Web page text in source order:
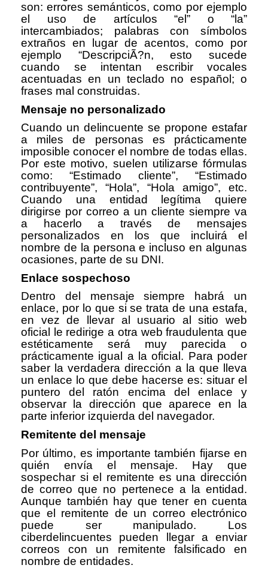
son: errores semánticos, como por ejemplo
el uso de artículos “el” o “la”
intercambiados; palabras con símbolos
extraños en lugar de acentos, como por
ejemplo “DescripciÃ?n, esto sucede
cuando se intentan escribir vocales
acentuadas en un teclado no español; o
frases mal construidas.
Mensaje no personalizado
Cuando un delincuente se propone estafar
a miles de personas es prácticamente
imposible conocer el nombre de todas ellas.
Por este motivo, suelen utilizarse fórmulas
como: “Estimado cliente”, “Estimado
contribuyente”, “Hola”, “Hola amigo”, etc.
Cuando una entidad legítima quiere
dirigirse por correo a un cliente siempre va
a hacerlo a través de mensajes
personalizados en los que incluirá el
nombre de la persona e incluso en algunas
ocasiones, parte de su DNI.
Enlace sospechoso
Dentro del mensaje siempre habrá un
enlace, por lo que si se trata de una estafa,
en vez de llevar al usuario al sitio web
oficial le redirige a otra web fraudulenta que
estéticamente será muy parecida o
prácticamente igual a la oficial. Para poder
saber la verdadera dirección a la que lleva
un enlace lo que debe hacerse es: situar el
puntero del ratón encima del enlace y
observar la dirección que aparece en la
parte inferior izquierda del navegador.
Remitente del mensaje
Por último, es importante también fijarse en
quién envía el mensaje. Hay que
sospechar si el remitente es una dirección
de correo que no pertenece a la entidad.
Aunque también hay que tener en cuenta
que el remitente de un correo electrónico
puede ser manipulado. Los
ciberdelincuentes pueden llegar a enviar
correos con un remitente falsificado en
nombre de entidades.